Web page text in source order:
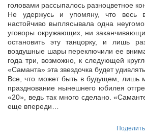
головами рассыпалось разноцветное
Не удержусь и упомяну, что весь
настойчиво выплясывала одна
уговоры окружающих, ни
остановить эту танцорку, и лишь
воздушные шары переключили ее
года три, возможно, к следующей
«Саманта» эта звездочка будет
Все, что может быть в будущем, лишь
празднование нынешнего юбилея
«20», ведь так много сделано.
еще впереди…